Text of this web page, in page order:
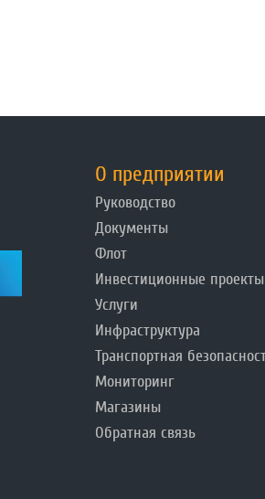
О предприятии
Руководство
Документы
Флот
Инвестиционные проекты
Услуги
Инфраструктура
Транспортная
Мониторинг
Магазины
Обратная связь